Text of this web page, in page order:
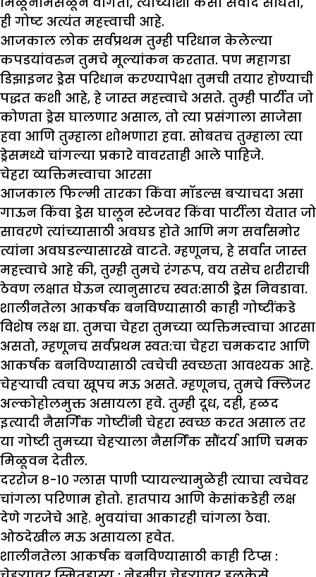
ही गोष्ट अत्यंत महत्त्वाची आहे.
आजकाल लोक सर्वप्रथम तुम्ही परिधान केलेल्या
कपडयांवरुन तुमचे मूल्यांकन करतात. पण महागडा
डिझाइनर ड्रेस परिधान करण्यापेक्षा तुमची तयार होण्याची
पद्धत कशी आहे, हे जास्त महत्त्वाचे असते. तुम्ही पार्टीत जो
कोणता ड्रेस घालणार असाल, तो त्या प्रसंगाला साजेसा
हवा आणि तुम्हाला शोभणारा हवा. सोबतच तुम्हाला त्या
ड्रेसमध्ये चांगल्या प्रकारे वावरताही आले पाहिजे.
चेहरा व्यक्तिमत्त्वाचा आरसा
आजकाल फिल्मी तारका किंवा मॉडल्स बऱ्याचदा असा
गाऊन किंवा ड्रेस घालून स्टेजवर किंवा पार्टीला येतात जो
सावरणे त्यांच्यासाठी अवघड होते आणि मग सर्वांसमोर
त्यांना अवघडल्यासारखे वाटते. म्हणूनच, हे सर्वात जास्त
महत्त्वाचे आहे की, तुम्ही तुमचे रंगरूप, वय तसेच शरीराची
ठेवण लक्षात घेऊन त्यानुसारच स्वत:साठी ड्रेस निवडावा.
शालीनतेला आकर्षक बनविण्यासाठी काही गोष्टींकडे
विशेष लक्ष द्या. तुमचा चेहरा तुमच्या व्यक्तिमत्त्वाचा आरसा
असतो, म्हणूनच सर्वप्रथम स्वत:चा चेहरा चमकदार आणि
आकर्षक बनविण्यासाठी त्वचेची स्वच्छता आवश्यक आहे.
चेहऱ्याची त्वचा खूपच मऊ असते. म्हणूनच, तुमचे क्लिंजर
अल्कोहोलमुक्त असायला हवे. तुम्ही दूध, दही, हळद
इत्यादी नैसर्गिक गोष्टींनी चेहरा स्वच्छ करत असाल तर
या गोष्टी तुमच्या चेहऱ्याला नैसर्गिक सौंदर्य आणि चमक
मिळूवन देतील.
दररोज ८-१० ग्लास पाणी प्यायल्यामुळेही त्याचा त्वचेवर
चांगला परिणाम होतो. हातपाय आणि केसांकडेही लक्ष
देणे गरजेचे आहे. भुवयांचा आकारही चांगला ठेवा.
ओठदेखील मऊ असायला हवेत.
शालीनतेला आकर्षक बनविण्यासाठी काही टिप्स :